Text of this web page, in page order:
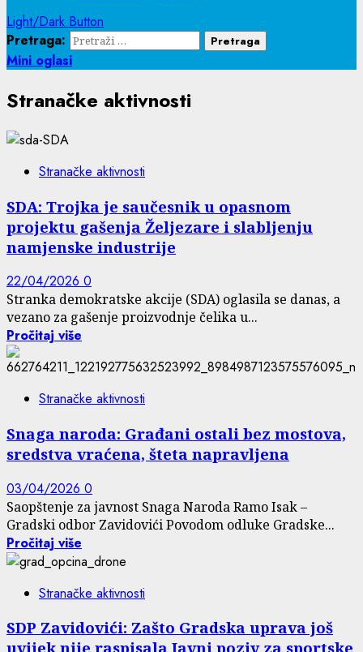
Light/Dark Button
Pretraga:
Mini oglasi
Stranačke aktivnosti
Stranačke aktivnosti
SDA: Trojka je saučesnik u opasnom
projektu gašenja Željezare i slabljenju
namjenske industrije
22/04/2026 0
Stranka demokratske akcije (SDA) oglasila se danas, a
vezano za gašenje proizvodnje čelika u...
Pročitaj više
Stranačke aktivnosti
Snaga naroda: Građani ostali bez mostova,
sredstva vraćena, šteta napravljena
03/04/2026 0
Saopštenje za javnost Snaga Naroda Ramo Isak –
Gradski odbor Zavidovići Povodom odluke Gradske...
Pročitaj više
Stranačke aktivnosti
SDP Zavidovići: Zašto Gradska uprava još
uvijek nije raspisala Javni poziv za sportske